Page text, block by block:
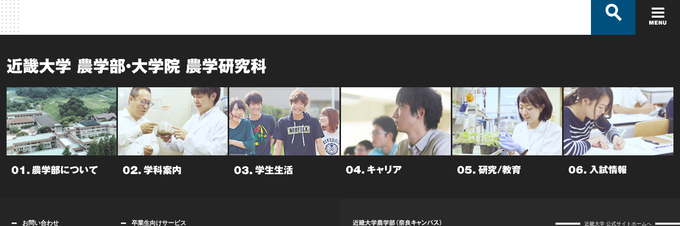
近畿大学 農学部・大学院 農学研究科
お問い合わせ 卒業生向けサービス 近畿大学農学部（奈良キャンパス） 近畿大学 公式サイトホームへ